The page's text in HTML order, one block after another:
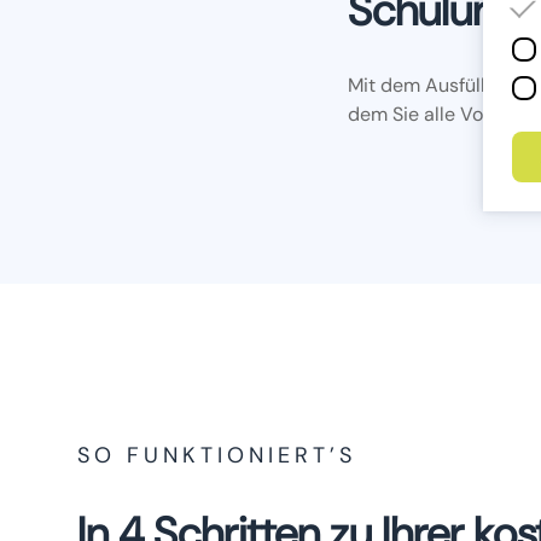
Mit dem Ausfüllen
dem Sie alle
SO FUNKTIONIERT’S